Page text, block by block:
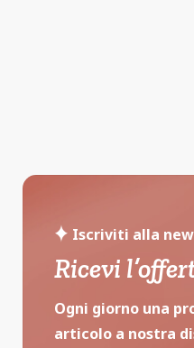
Iscriviti alla
Ricevi
Ogni giorno una
articolo a nostra